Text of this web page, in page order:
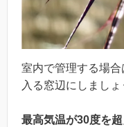
室内で管理する場
入る窓辺にしましょ
最高気温が30度を